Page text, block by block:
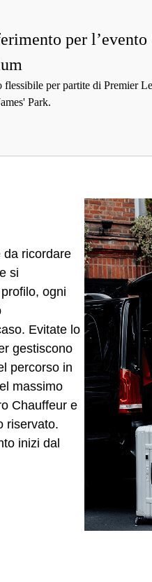
per l’evento
flessibile per partite di Premier
Park.
da ricordare
si
ogni
Evitate lo
gestiscono
percorso in
massimo
Chauffeur e
riservato.
inizi dal